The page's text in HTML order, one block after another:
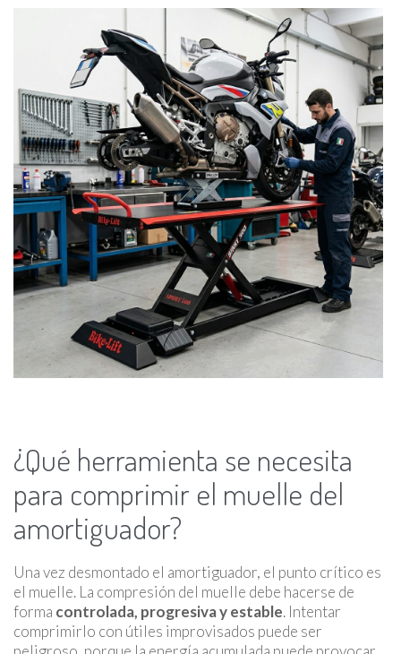
¿Qué herramienta se necesita
para comprimir el muelle del
amortiguador?
Una vez desmontado el amortiguador, el punto crítico es
el muelle. La compresión del muelle debe hacerse de
forma controlada, progresiva y estable. Intentar
comprimirlo con útiles improvisados puede ser